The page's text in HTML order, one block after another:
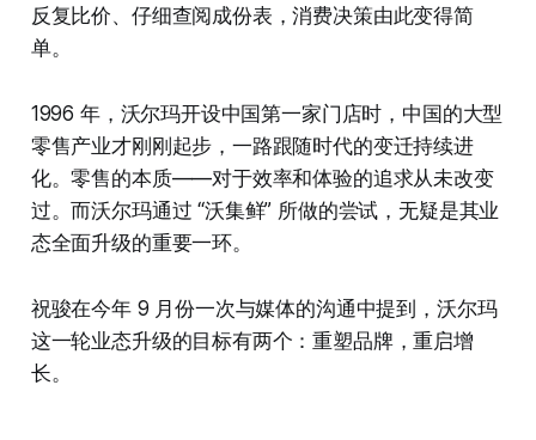
反复比价、仔细查阅成份表，消费决策由此变得简
单。
1996 年，沃尔玛开设中国第一家门店时，中国的大型
零售产业才刚刚起步，一路跟随时代的变迁持续进
化。零售的本质——对于效率和体验的追求从未改变
过。而沃尔玛通过 “沃集鲜” 所做的尝试，无疑是其业
态全面升级的重要一环。
祝骏在今年 9 月份一次与媒体的沟通中提到，沃尔玛
这一轮业态升级的目标有两个：重塑品牌，重启增
长。